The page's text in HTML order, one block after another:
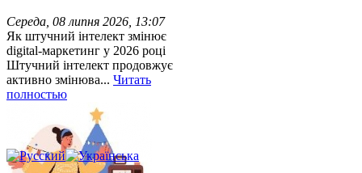
Середа, 08 липня 2026, 13:07
Як штучний інтелект змінює
digital-маркетинг у 2026 році
Штучний інтелект продовжує
активно змінюва... Читать
полностью